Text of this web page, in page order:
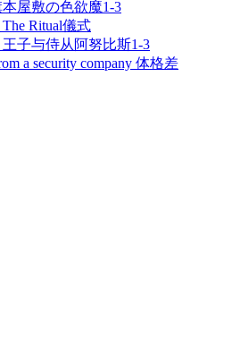
屋敷の色欲魔1-3
Ritual儀式
子与侍从阿努比斯1-3
a security company 体格差